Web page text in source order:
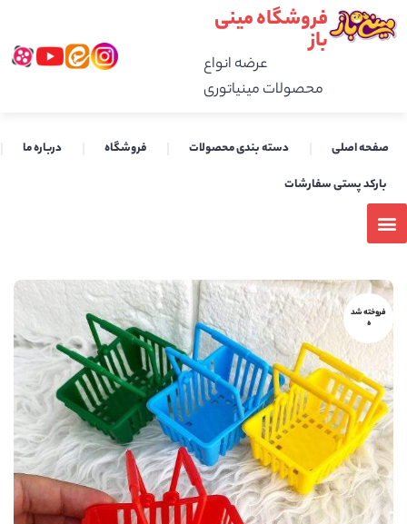
فروشگاه مینی
باز
عرضه انواع
محصولات مینیاتوری
صفحه اصلی دسته بندی محصولات فروشگاه
درباره ما
بارکد پستی سفارشات
فروخته شد
ه